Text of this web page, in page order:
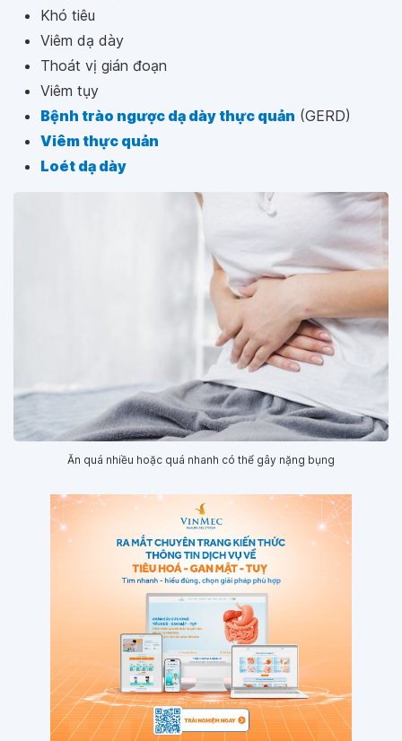
Khó tiêu
Viêm dạ dày
Thoát vị gián đoạn
Viêm tụy
Bệnh trào ngược dạ dày thực quản (GERD)
Viêm thực quản
Loét dạ dày
Ăn quá nhiều hoặc quá nhanh có thể gây nặng bụng